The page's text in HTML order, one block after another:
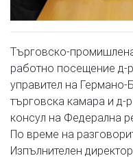
Търговско-
работно посещение д-
управител на Германо-
търговска камара и д-
консул на Федерална
По време на
Изпълнителен